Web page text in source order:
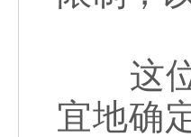
这位
宜地确